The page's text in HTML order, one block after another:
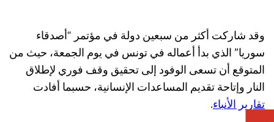
وقد شاركت أكثر من سبعين دولة في مؤتمر “أصدقاء
سوريا” الذي بدأ أعماله في تونس في يوم الجمعة، حيث من
المتوقع أن تسعى الوفود إلى تحقيق وقف فوري لإطلاق
النار وإتاحة تقديم المساعدات الإنسانية، حسبما أفادت
تقارير الأنباء.